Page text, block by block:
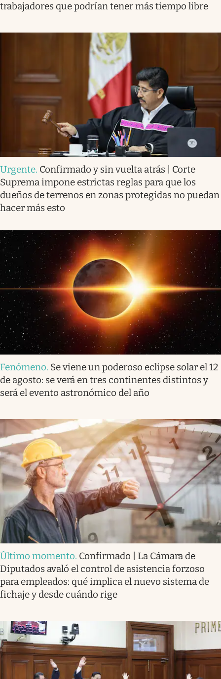
trabajadores que podrían tener más tiempo libre
Urgente. Confirmado y sin vuelta atrás | Corte
Suprema impone estrictas reglas para que los
dueños de terrenos en zonas protegidas no puedan
hacer más esto
Fenómeno. Se viene un poderoso eclipse solar el 12
de agosto: se verá en tres continentes distintos y
será el evento astronómico del año
Último momento. Confirmado | La Cámara de
Diputados avaló el control de asistencia forzoso
para empleados: qué implica el nuevo sistema de
fichaje y desde cuándo rige